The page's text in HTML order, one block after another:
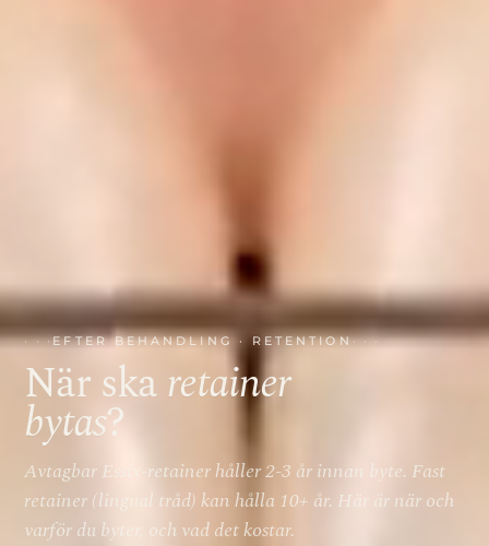
EFTER BEHANDLING · RETENTION
När skaretainer
bytas?
Avtagbar Essix-retainer håller 2-3 år innan byte. Fast
retainer (lingual tråd) kan hålla 10+ år. Här är när och
varför du byter, och vad det kostar.